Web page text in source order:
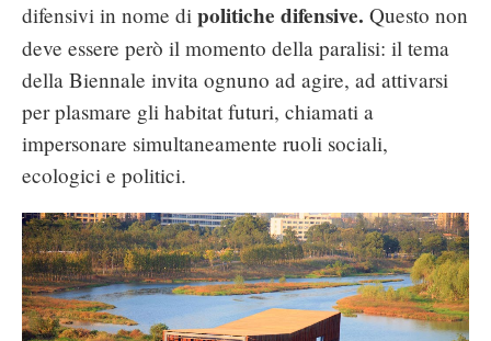
difensivi in nome dipolitiche difensive. Questo non
deve essere però il momento della paralisi: il tema
della Biennale invita ognuno ad agire, ad attivarsi
per plasmare gli habitat futuri, chiamati a
impersonare simultaneamente ruoli sociali,
ecologici e politici.